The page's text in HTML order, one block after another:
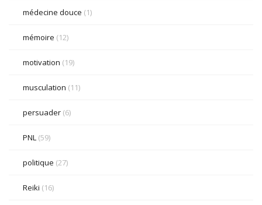
médecine douce (1)
mémoire (12)
motivation (19)
musculation (11)
persuader (6)
PNL (59)
politique (27)
Reiki (16)